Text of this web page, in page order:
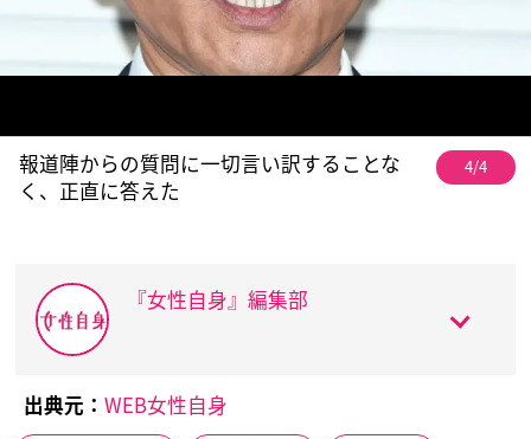
報道陣からの質問に一切言い訳することな
く、正直に答えた
4/4
『女性自身』編集部
出典元： WEB女性自身